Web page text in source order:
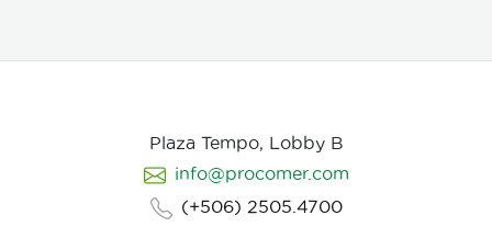
Plaza Tempo, Lobby B
info@procomer.com
(+506) 2505.4700